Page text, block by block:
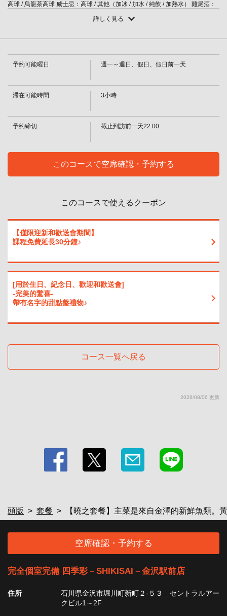
高球 / 烏龍茶高球 威士忌：高球 / 其他（加冰 / 加水 / 純飲 / 加熱水） 雞尾酒：
（紅/白） [梅酒]（冰壺/水/蘇打水/熱水） [燒酒]土豆（冰壺/水/熱水）水）/大麥
・[啤酒] 生啤酒 [酸味] 檸檬酸味 / 青檸酸味 / 西柚酸味 / 橙子酸味 / 西印度櫻桃酸
高球 / 薑汁高球 / 可樂高球 / 西印度櫻桃高球 / 西印度櫻桃高球 / 西印度櫻桃高球
/ 西印度櫻桃高球飲 / 西印度櫻桃高球 / 西印度櫻桃高球 / 西印度櫻桃高球 / 西印
・ S計劃
臍/桃子格拉夫/桃子生薑/杜松子酒/螺絲起子/鬥牛犬/莫斯科騾子/荔枝蘇打水/荔
・[燒酒] 馬鈴薯燒酒（加冰/冷水/熱水）/ 大麥燒酒（加冰/冷水/熱水） [日本酒
（冷/熱）] [杯裝葡萄酒及葡萄酒雞尾酒] 紅葡萄酒 / 白葡萄酒 / Hello Kitty / 卡莫
• [啤酒] 生啤 [無醇啤酒] 無醇啤酒 [酸味雞尾酒] 檸檬酸/青檸酸/西柚酸/橙子酸/針
水/純飲/薑汁熱）
・ SP計劃
・[果酒]梅酒（加冰塊/水/汽水/熱水）[燒酒]<馬鈴薯>ISAINA/一國舍（加冰塊/
水/熱水）/<大麥>Iichiko（加冰塊/水/）熱水）【清酒（冷/熱清酒）】
Gorgeous/Takashimizu【玻璃酒&葡萄酒雞尾酒】紅酒/白
・ SP計劃
・[啤酒]生啤酒/Shandy Gaff
詳しく見る
予約可能曜日 週一～週日、假日、假日前一天
滞在可能時間 3小時
予約締切 截止到訪前一天22:00
このコースで空席確認・予約する
このコースで使えるクーポン
【僅限迎新和歡送會期間】
課程免費延長30分鐘♪
[用於生日、紀念日、歡迎和歡送會]
-完美的驚喜-
帶有名字的甜點盤禮物♪
コース一覧へ戻る
2026/08/06 更新
石川県金沢市堀川町新町２-５３ セントラルアークビル1～2F
https://shikisai-kanazawaekimaeten.owst.jp/courses/31731435
頭版 套餐 【曉之套餐】主菜是來自金澤的新鮮魚類
空席確認・予約する
完全個室完備 四季彩－SHIKISAI－金沢駅前店
住所
石川県金沢市堀川町新町２-５３ セントラルアー
クビル1～2F